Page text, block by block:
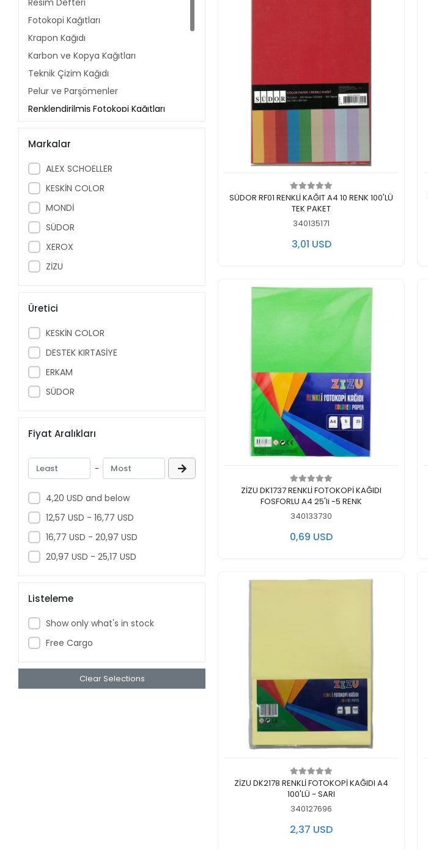
Resim Defteri
Fotokopi Kağıtları
Krapon Kağıdı
Karbon ve Kopya Kağıtları
Teknik Çizim Kağıdı
Pelur ve Parşömenler
Renklendirilmiş Fotokopi Kağıtları
Sürekli Formlar
Hediye Paketleri
Elişi Kağıdı
Flipkart Kağıdı
Sanatsal Ürünler
Fotoğraf Kağıtları
Yapışkanlı Notluk
Markalar
ALEX SCHOELLER
KESKİN COLOR
MONDİ
SÜDOR
XEROX
ZİZU
Üretici
KESKİN COLOR
DESTEK KIRTASİYE
ERKAM
SÜDOR
Fiyat Aralıkları
-
4,20 USD and below
12,57 USD - 16,77 USD
16,77 USD - 20,97 USD
20,97 USD - 25,17 USD
Listeleme
Show only what's in stock
Free Cargo
Clear Selections
Add to cart
SÜDOR RF01 RENKLİ KAĞIT A4 10 RENK 100'LÜ
TEK PAKET
340135171
3,01 USD
Add to cart
ZİZU DK1737 RENKLİ FOTOKOPİ KAĞIDI
FOSFORLU A4 25'li -5 RENK
340133730
0,69 USD
Add to cart
ZİZU DK2178 RENKLİ FOTOKOPİ KAĞIDI A4
100'LÜ - SARI
340127696
2,37 USD